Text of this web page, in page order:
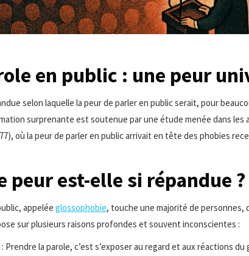
en public : une peur
selon laquelle la peur de parler en public serait, pour
surprenante est soutenue par une étude menée dans les
où la peur de parler en public arrivait en tête des phobies
peur est-elle si répandue ?
appelée glossophobie, touche une majorité de personnes,
sur plusieurs raisons profondes et souvent inconscientes :
Prendre la parole, c’est s’exposer au regard et aux réactions